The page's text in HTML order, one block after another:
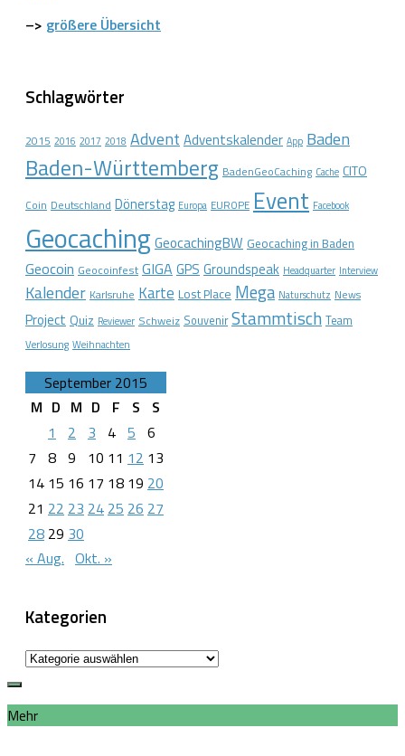
–> größere Übersicht
Schlagwörter
2015 2016 2017 2018 Advent Adventskalender App Baden
Baden-Württemberg BadenGeoCaching Cache CITO
Coin Deutschland Dönerstag Europa EUROPE Event Facebook
Geocaching GeocachingBW Geocaching in Baden
Geocoin Geocoinfest GIGA GPS Groundspeak Headquarter Interview
Kalender Karlsruhe Karte Lost Place Mega Naturschutz News
Project Quiz Reviewer Schweiz Souvenir Stammtisch Team
Verlosung Weihnachten
September 2015
M D M D F S
S
1
2 3 4 5 6
7 8 9 10 11 12 13
14 15 16 17 18 19 20
21 22 23 24 25 26 27
28 29 30
« Aug. Okt. »
Kategorien
Kategorien
Mehr